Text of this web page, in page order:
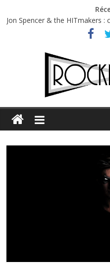
Jon Spencer & the HITmakers
Hellfest 2026 vendredi :
Hellfest 2026 jeudi :
Première édition du Midgard
Charlie Puth à l’Olympia : la